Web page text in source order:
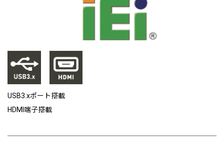
USB3.xポート搭載
HDMI端子搭載